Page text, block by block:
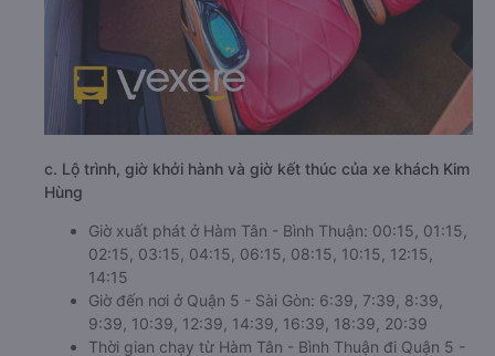
c. Lộ trình, giờ khởi hành và giờ kết thúc của xe khách Kim
Hùng
Giờ xuất phát ở Hàm Tân - Bình Thuận: 00:15, 01:15,
02:15, 03:15, 04:15, 06:15, 08:15, 10:15, 12:15,
14:15
Giờ đến nơi ở Quận 5 - Sài Gòn: 6:39, 7:39, 8:39,
9:39, 10:39, 12:39, 14:39, 16:39, 18:39, 20:39
Thời gian chạy từ Hàm Tân - Bình Thuận đi Quận 5 -